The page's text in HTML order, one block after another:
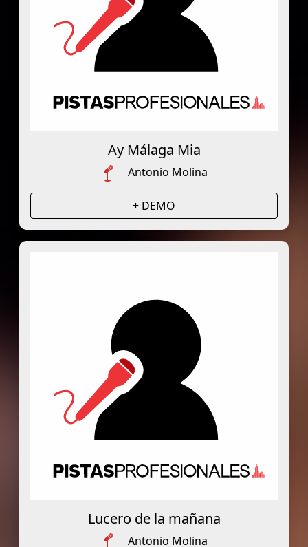
Ay Málaga Mia
Antonio Molina
+ DEMO
Lucero de la mañana
Antonio Molina